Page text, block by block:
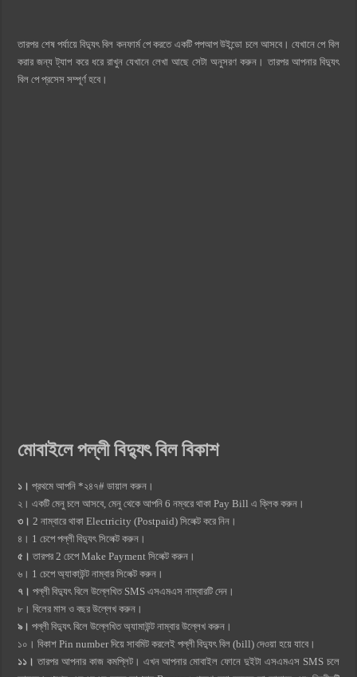
তারপর শেষ পর্যায়ে বিদ্যুৎ বিল কনফার্ম পে করতে একটি পপআপ উইন্ডো চলে আসবে। যেখানে পে বিল
করার জন্য ট্যাপ করে ধরে রাখুন যেখানে লেখা আছে সেটা অনুসরণ করুন। তারপর আপনার বিদ্যুৎ
বিল পে প্রসেস সম্পূর্ণ হবে।
মোবাইলে পল্লী বিদ্যুৎ বিল বিকাশ
১। প্রথমে আপনি *২৪৭# ডায়াল করুন।
২। একটি মেনু চলে আসবে, মেনু থেকে আপনি 6 নম্বরে থাকা Pay Bill এ ক্লিক করুন।
৩। 2 নাম্বারে থাকা Electricity (Postpaid) সিলেক্ট করে নিন।
৪। 1 চেপে পল্লী বিদ্যুৎ সিলেক্ট করুন।
৫। তারপর 2 চেপে Make Payment সিলেক্ট করুন।
৬। 1 চেপে অ্যাকাউন্ট নাম্বার সিলেক্ট করুন।
৭। পল্লী বিদ্যুৎ বিলে উল্লেখিত ‍SMS এসএমএস নাম্বারটি দেন।
৮। বিলের মাস ও বছর উল্লেখ করুন।
৯। পল্লী বিদ্যুৎ বিলে উল্লেখিত অ্যামাউন্ট নাম্বার উল্লেখ করুন।
১০। বিকাশ Pin number দিয়ে সাবমিট করলেই পল্লী বিদ্যুৎ বিল (bill) দেওয়া হয়ে যাবে।
১১। তারপর আপনার কাজ কমপ্লিট। এখন আপনার মোবাইল ফোনে দুইটা এসএমএস SMS চলে